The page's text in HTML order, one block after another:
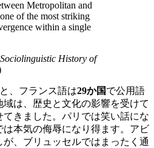
Metropolitan and
of the most striking
within a single
History of
、フランス語は29か国で公用語
は、歴史と文化の影響を受けて
きました。パリでは笑い話にな
本気の侮辱になり得ます。アビ
、ブリュッセルではまったく通